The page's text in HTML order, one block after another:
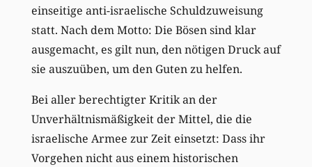
einseitige anti-israelische Schuldzuweisung
statt. Nach dem Motto: Die Bösen sind klar
ausgemacht, es gilt nun, den nötigen Druck auf
sie auszuüben, um den Guten zu helfen.
Bei aller berechtigter Kritik an der
Unverhältnismäßigkeit der Mittel, die die
israelische Armee zur Zeit einsetzt: Dass ihr
Vorgehen nicht aus einem historischen